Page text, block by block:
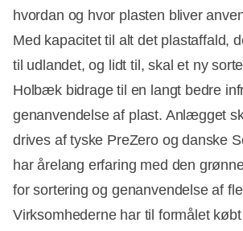
hvordan og hvor plasten bliver
Med kapacitet til alt det plastaffald,
til udlandet, og lidt til, skal et ny
Holbæk bidrage til en langt bedre
genanvendelse af plast. Anlægget
drives af tyske PreZero og danske
har årelang erfaring med den
for sortering og genanvendelse af
Virksomhederne har til formålet